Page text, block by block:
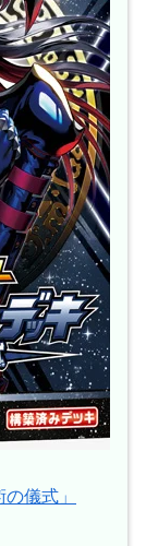
儀式」